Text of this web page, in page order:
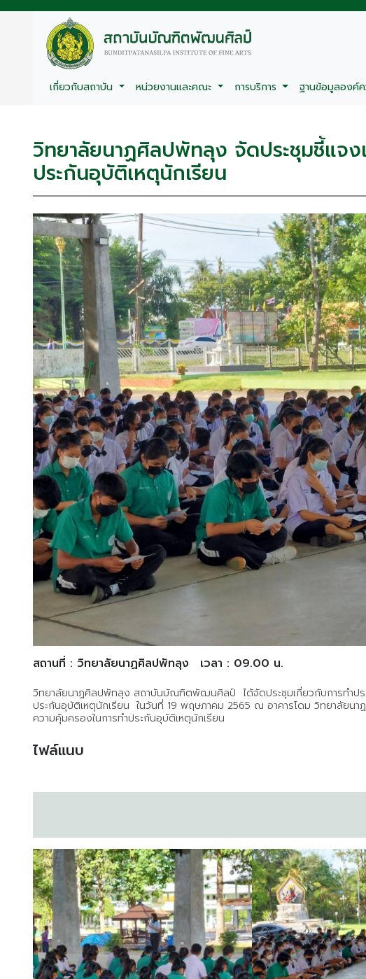
เกี่ยวกับสถาบัน หน่วยงานและคณะ การบริการ ฐานข้อมูลองค์
วิทยาลัยนาฏศิลปพัทลุง จัดประชุมชี้แจง
ประกันอุบัติเหตุนักเรียน
สถานที่ : วิทยาลัยนาฏศิลปพัทลุง เวลา : 09.00 น.
วิทยาลัยนาฏศิลปพัทลุง สถาบันบัณฑิตพัฒนศิลป์ ได้จัดประชุมเกี่ยวกับการทำประ
ประกันอุบัติเหตุนักเรียน ในวันที่ 19 พฤษภาคม 2565 ณ อาคารโดม วิทยาลัยนา
ความคุ้มครองในการทำประกันอุบัติเหตุนักเรียน
ไฟล์แนบ